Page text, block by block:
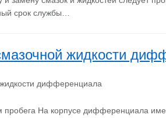
срок службы…
жидкости
На корпусе дифференциала